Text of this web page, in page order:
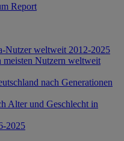
Report
Nutzer weltweit 2012-2025
Nutzern weltweit
nach Generationen
Alter und Geschlecht in
2025